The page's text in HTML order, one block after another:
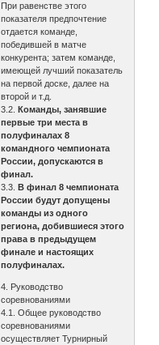
При равенстве этого
показателя предпочтение
отдается команде,
победившей в матче
конкурента; затем команде,
имеющей лучший показатель
на первой доске, далее на
второй и т.д.
3.2.
Команды, занявшие
первые три места в
полуфиналах 8
командного чемпионата
России, допускаются в
финал.
3.3.
В финал 8 чемпионата
России будут допущены
команды из одного
региона, добившиеся этого
права в предыдущем
финале и настоящих
полуфиналах.
4. Руководство
соревнованиями
4.1. Общее руководство
соревнованиями
осуществляет Турнирный